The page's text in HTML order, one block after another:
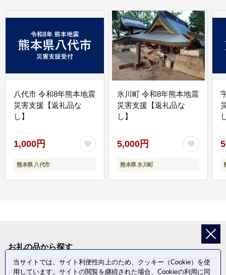
八代市 令和8年熊本地震
災害支援【返礼品な
し】
1,000円
熊本県 八代市
氷川町 令和8年熊本地震
災害支援【返礼品な
し】
5,000円
熊本県 氷川町
お礼の品から探す
ANAオリジナル
定期便
当サイトでは、サイト利便性向上のため、クッキー（Cookie）を使
用しています。サイトの閲覧を継続された場合、Cookieの利用に同